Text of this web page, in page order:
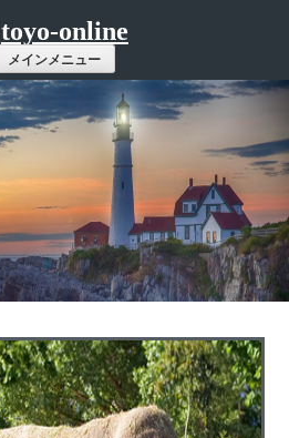
toyo-online
メインメニュー